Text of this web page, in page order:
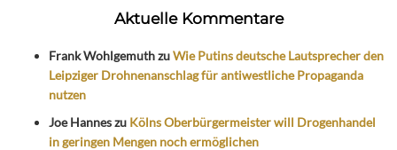
Aktuelle Kommentare
Frank WohlgemuthzuWie Putins deutsche Lautsprecher den
Leipziger Drohnenanschlag für antiwestliche Propaganda
nutzen
Joe Hanneszu Kölns Oberbürgermeister will Drogenhandel
in geringen Mengen noch ermöglichen